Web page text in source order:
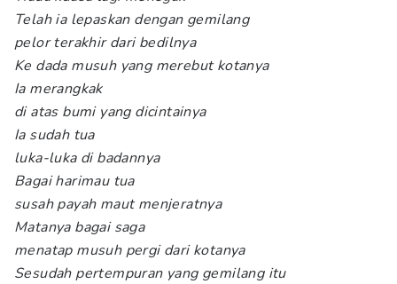
Telah ia lepaskan dengan gemilang
pelor terakhir dari bedilnya
Ke dada musuh yang merebut kotanya
Ia merangkak
di atas bumi yang dicintainya
Ia sudah tua
luka-luka di badannya
Bagai harimau tua
susah payah maut menjeratnya
Matanya bagai saga
menatap musuh pergi dari kotanya
Sesudah pertempuran yang gemilang itu